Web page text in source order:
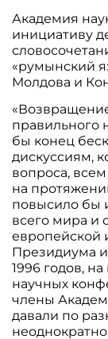
Академия
инициативу
«румынский
Молдова и
правильного
бы конец
дискуссиям,
вопроса,
на
повысило бы
всего мира и
европейской
Президиума
1996 годов,
научных
члены
давали по